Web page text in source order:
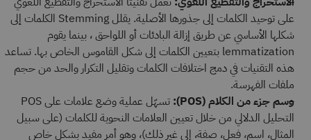
على توحيد الكلمات إلى جذورها الأصلية. يقلل Stemming الكلمات إلى
شكلها الأساسي عن طريق إزالة البادئات أو اللواحق ، بينما يقوم
lemmatization بتعيين الكلمات إلى شكل القاموس الخاص بها. تساعد
هذه التقنيات في دمج اختلافات الكلمات وتقليل التكرار والحد من حجم
ملفات الفهرسة.
وسم جزء من الكلام (POS):
تسهّل عملية وضع علامات على POS
التحليل الدلالي من خلال تعيين العلامات النحوية للكلمات (على سبيل
المثال، اسم، فعل، صفة، إلى غير ذلك)، وهو أمر مفيد بشكل خاص